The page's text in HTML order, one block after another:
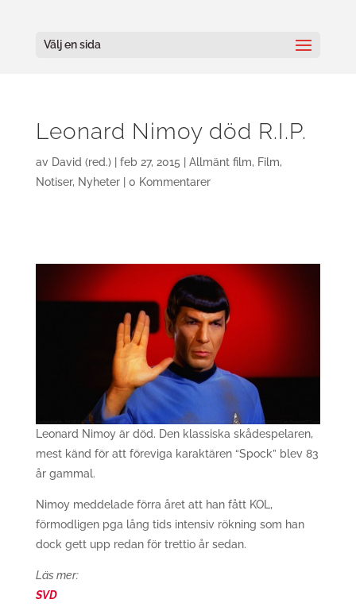
Välj en sida
Leonard Nimoy död R.I.P.
av David (red.)| feb 27, 2015 Allmänt film, Film,
Notiser, Nyheter| 0 Kommentarer
Leonard Nimoy är död. Den klassiska skådespelaren,
mest känd för att föreviga karaktären “Spock” blev 83
år gammal.
Nimoy meddelade förra året att han fått KOL,
förmodligen pga lång tids intensiv rökning som han
dock gett upp redan för trettio år sedan.
Läs mer:
SVD